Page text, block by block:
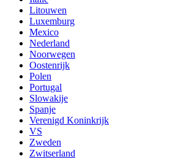
Litouwen
Luxemburg
Mexico
Nederland
Noorwegen
Oostenrijk
Polen
Portugal
Slowakije
Spanje
Verenigd Koninkrijk
VS
Zweden
Zwitserland